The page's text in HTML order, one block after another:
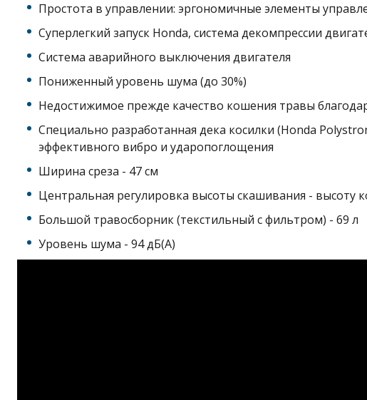
Простота в управлении: эргономичные элементы
Суперлегкий запуск Honda, система декомпрессии
Система аварийного выключения двигателя
Пониженный уровень шума (до 30%)
Недостижимое прежде качество кошения травы
Специально разработанная дека косилки (Honda
эффективного вибро и ударопоглощения
Ширина среза - 47 см
Центральная регулировка высоты скашивания -
Большой травосборник (текстильный с фильтром) - 69 л
Уровень шума - 94 дБ(А)